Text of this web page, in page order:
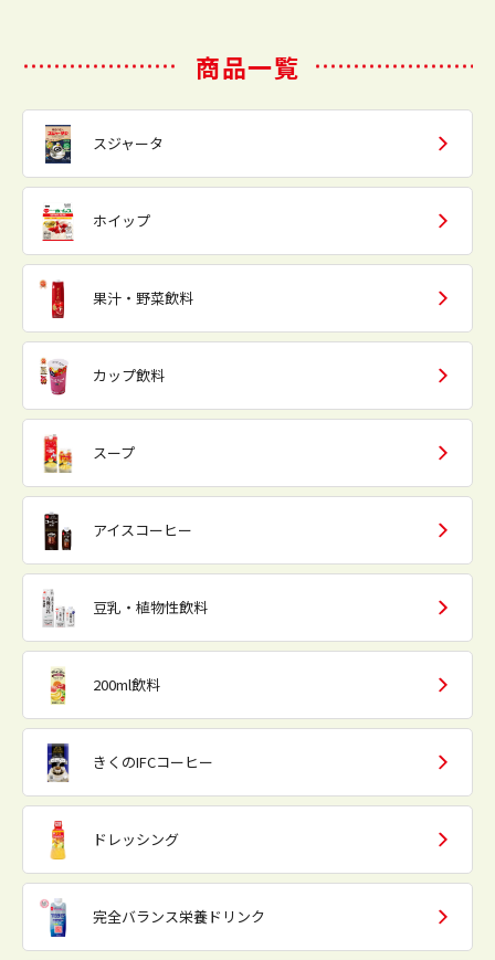
商品一覧
スジャータ
ホイップ
果汁・野菜飲料
カップ飲料
スープ
アイスコーヒー
豆乳・植物性飲料
200ml飲料
きくのIFCコーヒー
ドレッシング
完全バランス栄養ドリンク